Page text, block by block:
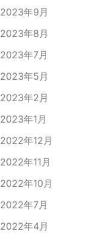
2023年9月
2023年8月
2023年7月
2023年5月
2023年2月
2023年1月
2022年12月
2022年11月
2022年10月
2022年7月
2022年4月